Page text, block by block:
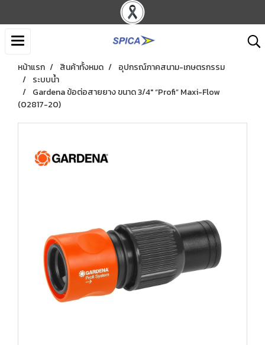
หน้าแรก สินค้าทั้งหมด
อุปกรณ์ภาคสนาม-เกษตรกรรม
ระบบน้ำ
Gardena ข้อต่อสายยาง ขนาด 3/4" “Profi” Maxi-Flow
(02817-20)